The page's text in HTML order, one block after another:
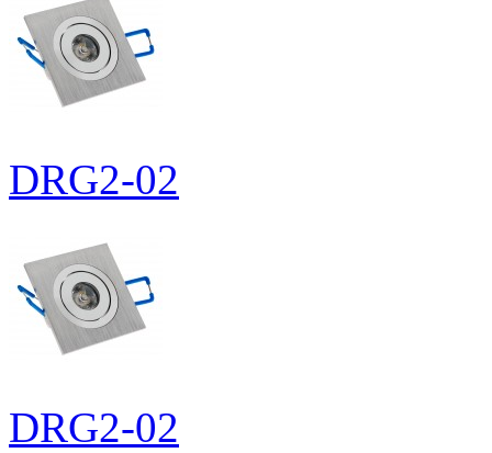
DRG2-02
DRG2-02